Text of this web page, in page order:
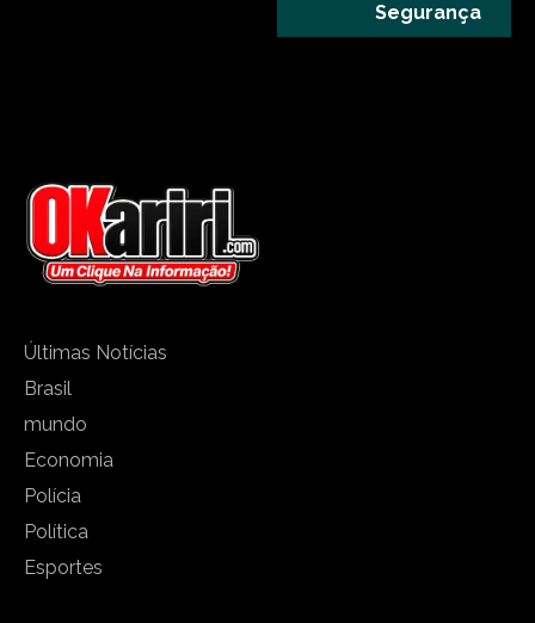
Segurança
Últimas Notícias
Brasil
mundo
Economia
Polícia
Política
Esportes